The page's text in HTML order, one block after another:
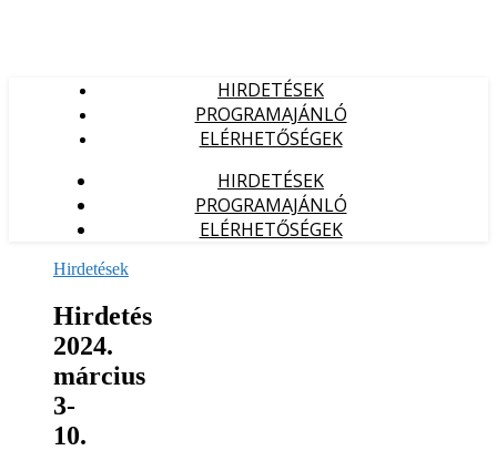
HIRDETÉSEK
PROGRAMAJÁNLÓ
ELÉRHETŐSÉGEK
HIRDETÉSEK
PROGRAMAJÁNLÓ
ELÉRHETŐSÉGEK
Hirdetések
Hirdetés
2024.
március
3-
10.